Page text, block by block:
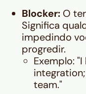
Blocker: O
Significa
impedindo
progredir.
Exemplo: "I
team."